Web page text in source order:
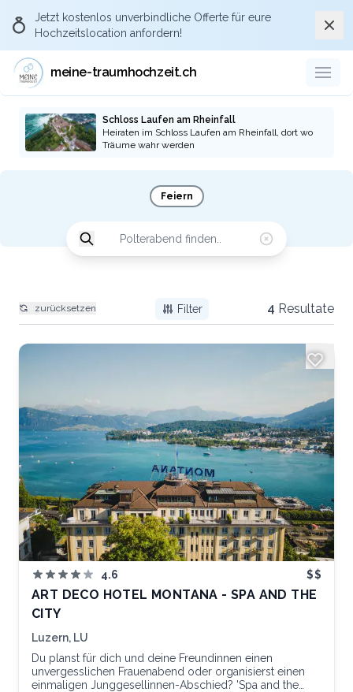
Jetzt kostenlos unverbindliche Offerte für eure
Hochzeitslocation anfordern!
meine-traumhochzeit.ch
Schloss Laufen am Rheinfall
Heiraten im Schloss Laufen am Rheinfall, dort wo
Träume wahr werden
Feiern
zurücksetzen Filter 4 Resultate
4.6 $$
ART DECO HOTEL MONTANA - SPA AND THE
CITY
Luzern, LU
Du planst für dich und deine Freundinnen einen
unvergesslichen Frauenabend oder organisierst einen
einmaligen Junggesellinnen-Abschied? 'Spa and the